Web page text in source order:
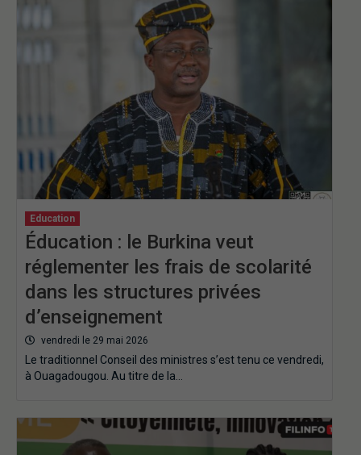
Education
Éducation : le Burkina veut
r‎églementer les frais de scolarité
dans les structures privées
d’enseignement
vendredi le 29 mai 2026
Le traditionnel Conseil des ministres s’est tenu ce vendredi,
à Ouagadougou. Au titre de la…